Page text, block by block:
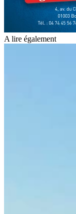
A lire également